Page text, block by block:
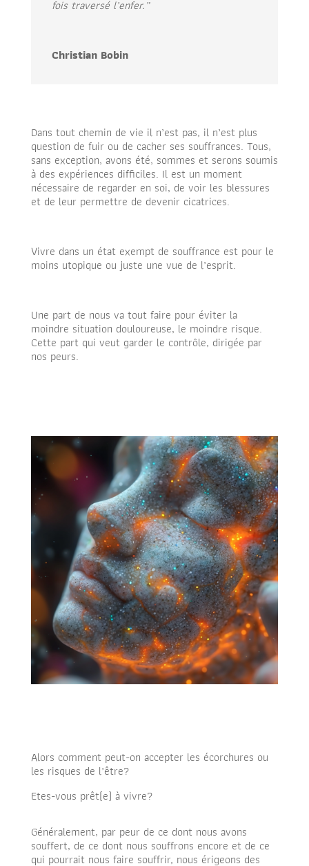
fois traversé l’enfer.”
Christian Bobin
Dans tout chemin de vie il n’est pas, il n’est plus
question de fuir ou de cacher ses souffrances. Tous,
sans exception, avons été, sommes et serons soumis
à des expériences difficiles. Il est un moment
nécessaire de regarder en soi, de voir les blessures
et de leur permettre de devenir cicatrices.
Vivre dans un état exempt de souffrance est pour le
moins utopique ou juste une vue de l’esprit.
Une part de nous va tout faire pour éviter la
moindre situation douloureuse, le moindre risque.
Cette part qui veut garder le contrôle, dirigée par
nos peurs.
Alors comment peut-on accepter les écorchures ou
les risques de l’être?
Etes-vous prêt(e) à vivre?
Généralement, par peur de ce dont nous avons
souffert, de ce dont nous souffrons encore et de ce
qui pourrait nous faire souffrir, nous érigeons des